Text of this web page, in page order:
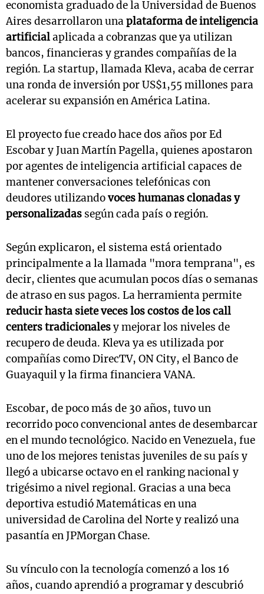
economista graduado de la Universidad de Buenos
Aires desarrollaron unaplataforma de inteligencia
artificialaplicada a cobranzas que ya utilizan
bancos, financieras y grandes compañías de la
región. La startup, llamada Kleva, acaba de cerrar
una ronda de inversión por US$1,55 millones para
acelerar su expansión en América Latina.
El proyecto fue creado hace dos años por Ed
Escobar y Juan Martín Pagella, quienes apostaron
por agentes de inteligencia artificial capaces de
mantener conversaciones telefónicas con
deudores utilizandovoces humanas clonadas y
personalizadas según cada país o región.
Según explicaron, el sistema está orientado
principalmente a la llamada "mora temprana", es
decir, clientes que acumulan pocos días o semanas
de atraso en sus pagos. La herramienta permite
reducir hasta siete veces los costos de los call
centers tradicionalesy mejorar los niveles de
recupero de deuda. Klevaya es utilizada por
compañías comoDirecTV, ON City, elBanco de
Guayaquily la firma financieraVANA.
Escobar, de poco más de 30 años, tuvo un
recorrido poco convencional antes de desembarcar
en el mundo tecnológico. Nacido en Venezuela, fue
uno de los mejores tenistas juveniles de su país y
llegó a ubicarse octavo en el ranking nacional y
trigésimo a nivel regional. Gracias a una beca
deportiva estudió Matemáticas en una
universidad de Carolina del Norte y realizó una
pasantía en JPMorgan Chase.
Su vínculo con la tecnología comenzó a los 16
años, cuando aprendió a programar y descubrió